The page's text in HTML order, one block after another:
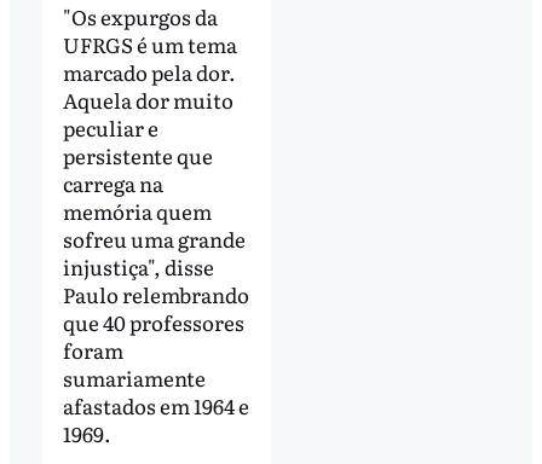
"Os expurgos da
UFRGS é um tema
marcado pela dor.
Aquela dor muito
peculiar e
persistente que
carrega na
memória quem
sofreu uma grande
injustiça", disse
Paulo relembrando
que 40 professores
foram
sumariamente
afastados em 1964 e
1969.